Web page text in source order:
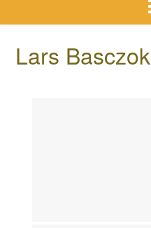
Lars Basczok